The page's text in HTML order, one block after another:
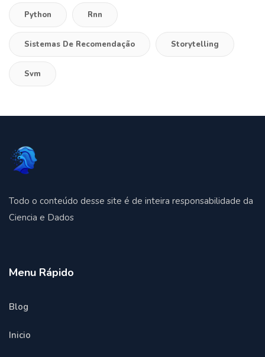
Python Rnn
Sistemas De Recomendação Storytelling
Svm
Todo o conteúdo desse site é de inteira responsabilidade da
Ciencia e Dados
Menu Rápido
Blog
Inicio